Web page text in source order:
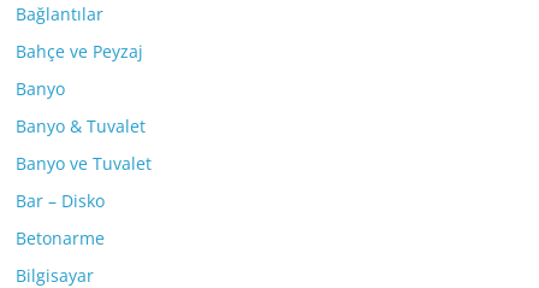
Bağlantılar
Bahçe ve Peyzaj
Banyo
Banyo & Tuvalet
Banyo ve Tuvalet
Bar – Disko
Betonarme
Bilgisayar